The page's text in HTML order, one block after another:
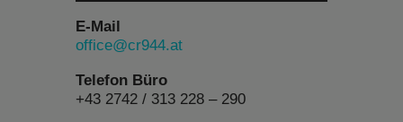
E-Mail
office@cr944.at
Telefon Büro
+43 2742 / 313 228 – 290